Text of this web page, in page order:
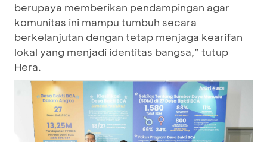
berupaya memberikan pendampingan agar
komunitas ini mampu tumbuh secara
berkelanjutan dengan tetap menjaga kearifan
lokal yang menjadi identitas bangsa,” tutup
Hera.